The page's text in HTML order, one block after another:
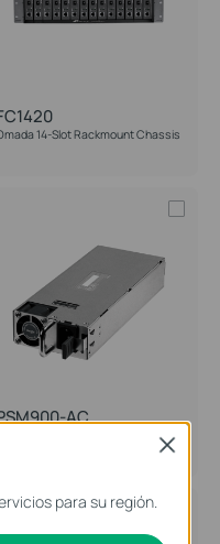
14-Slot Rackmount Chassis
AC
para su región.
Close